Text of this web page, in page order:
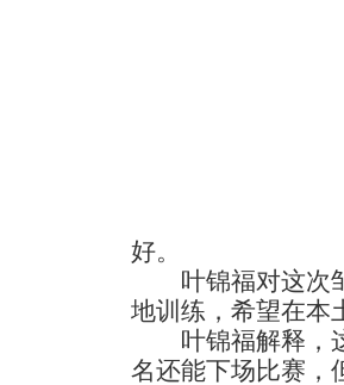
好。
叶锦福对这次邹
地训练，希望在本
叶锦福解释，这
名还能下场比赛，